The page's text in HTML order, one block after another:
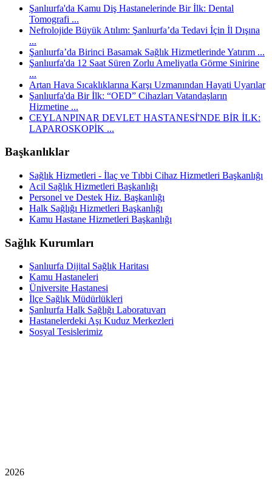
Şanlıurfa'da Kamu Diş Hastanelerinde Bir İlk: Dental
Tomografi ...
Nefrolojide Büyük Atılım: Şanlıurfa’da Tedavi İçin İl Dışına
...
Şanlıurfa’da Birinci Basamak Sağlık Hizmetlerinde Yatırım ...
Şanlıurfa'da 12 Saat Süren Zorlu Ameliyatla Görme Sinirine
...
Artan Hava Sıcaklıklarına Karşı Uzmanından Hayati Uyarılar
Şanlıurfa'da Bir İlk: “OED” Cihazları Vatandaşların
Hizmetine ...
CEYLANPINAR DEVLET HASTANESİ'NDE BİR İLK:
LAPAROSKOPİK ...
Başkanlıklar
Sağlık Hizmetleri - İlaç ve Tıbbi Cihaz Hizmetleri Başkanlığı
Acil Sağlık Hizmetleri Başkanlığı
Personel ve Destek Hiz. Başkanlığı
Halk Sağlığı Hizmetleri Başkanlığı
Kamu Hastane Hizmetleri Başkanlığı
Sağlık Kurumları
Şanlıurfa Dijital Sağlık Haritası
Kamu Hastaneleri
Üniversite Hastanesi
İlçe Sağlık Müdürlükleri
Şanlıurfa Halk Sağlığı Laboratuvarı
Hastanelerdeki Aşı Kuduz Merkezleri
Sosyal Tesislerimiz
2026